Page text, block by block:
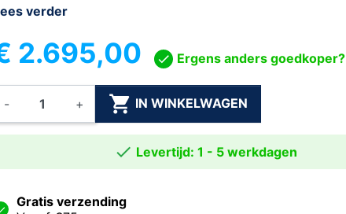
verder
2.695,00 Ergens anders goedkoper?
- +  IN WINKELWAGEN
 Levertijd: 1 - 5 werkdagen
Gratis verzending